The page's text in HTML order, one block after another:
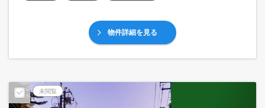
物件詳細を見る
未閲覧